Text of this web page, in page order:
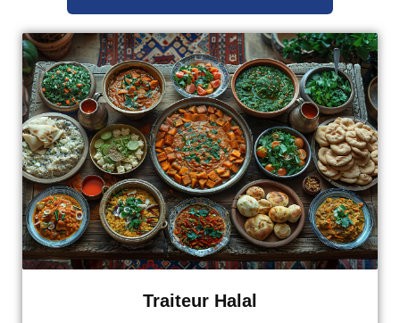
Traiteur Halal